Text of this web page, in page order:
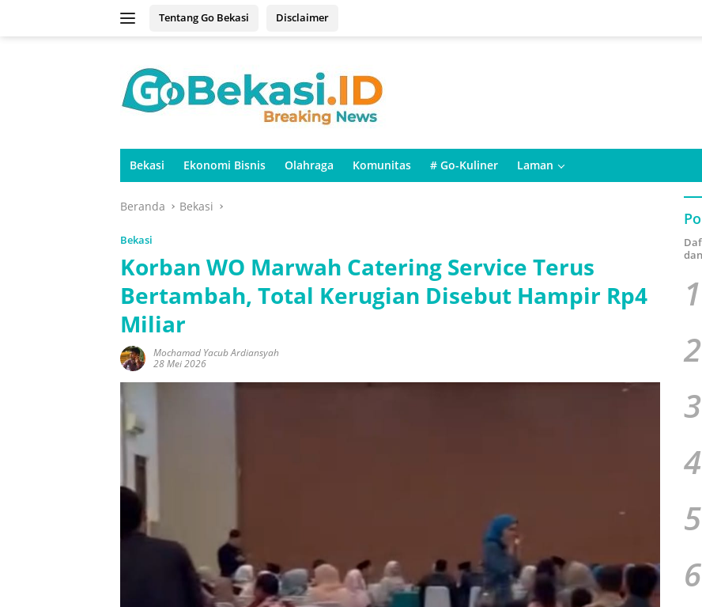
Tentang Go Bekasi Disclaimer
Bekasi Ekonomi Bisnis Olahraga Komunitas # Go-Kuliner Laman
Beranda Bekasi
Bekasi
Korban WO Marwah Catering Service Terus
Bertambah, Total Kerugian Disebut Hampir Rp4
Miliar
Mochamad Yacub Ardiansyah
28 Mei 2026
1
2
3
4
5
6